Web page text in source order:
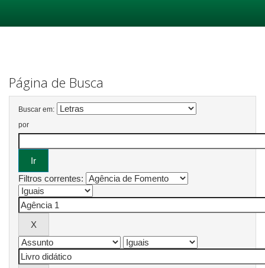
Página de Busca
Buscar em:
por
Filtros correntes: